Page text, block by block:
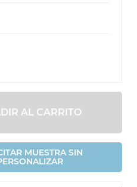
AL CARRITO
MUESTRA SIN